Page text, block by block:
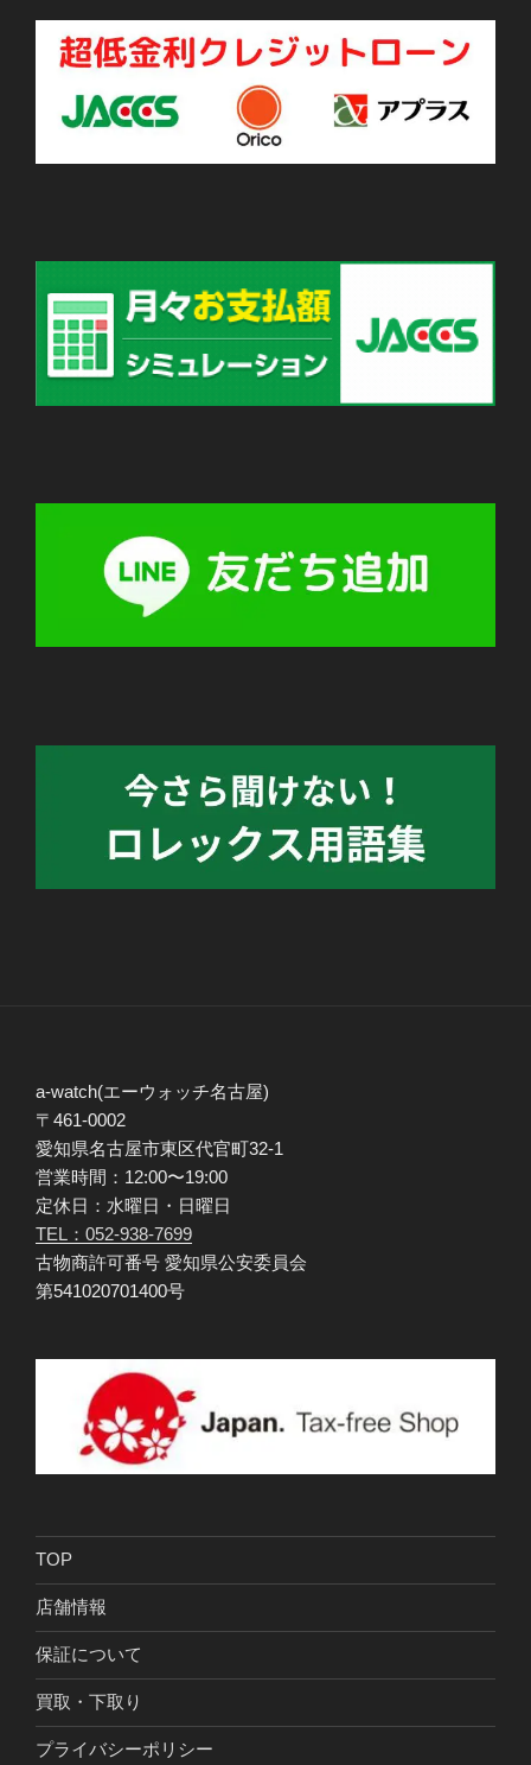
a-watch(エーウォッチ名古屋)
〒461-0002
愛知県名古屋市東区代官町32-1
営業時間：12:00〜19:00
定休日：水曜日・日曜日
TEL：052-938-7699
古物商許可番号 愛知県公安委員会
第541020701400号
TOP
店舗情報
保証について
買取・下取り
プライバシーポリシー